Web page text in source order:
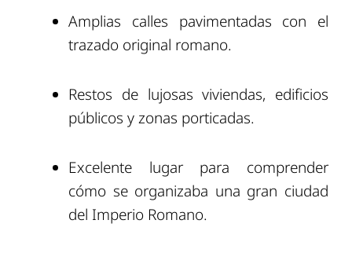
Amplias calles pavimentadas con el
trazado original romano.
Restos de lujosas viviendas, edificios
públicos y zonas porticadas.
Excelente lugar para comprender
cómo se organizaba una gran ciudad
del Imperio Romano.